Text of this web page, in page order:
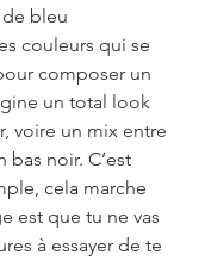
bleu
couleurs qui se
composer un
un total look
voire un mix entre
bas noir. C’est
cela marche
est que tu ne vas
à essayer de te